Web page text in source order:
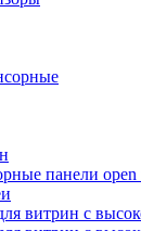
панели open
витрин с